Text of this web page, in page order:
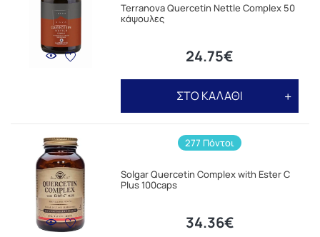
Terranova Quercetin Nettle Complex 50
κάψουλες
24.75€
ΣΤΟ ΚΑΛΑΘΙ
277 Πόντοι
Solgar Quercetin Complex with Ester C
Plus 100caps
34.36€